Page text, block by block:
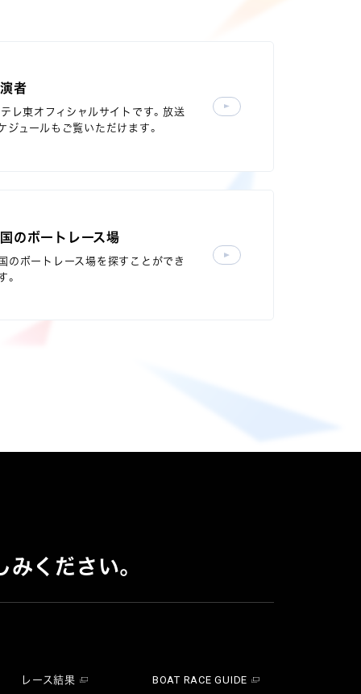
者
レ東オフィシャルサイトです。放送
ジュールもご覧いただけます。
のボートレース場
のボートレース場を探すことができ
。
ください。
レース結果 BOAT RACE GUIDE